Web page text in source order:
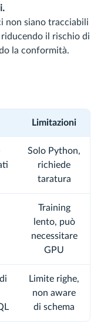
non siano tracciabili
il rischio di
la conformità.
Limitazioni
Solo Python,
richiede
taratura
Training
lento, può
necessitare
GPU
Limite righe,
non aware
di schema